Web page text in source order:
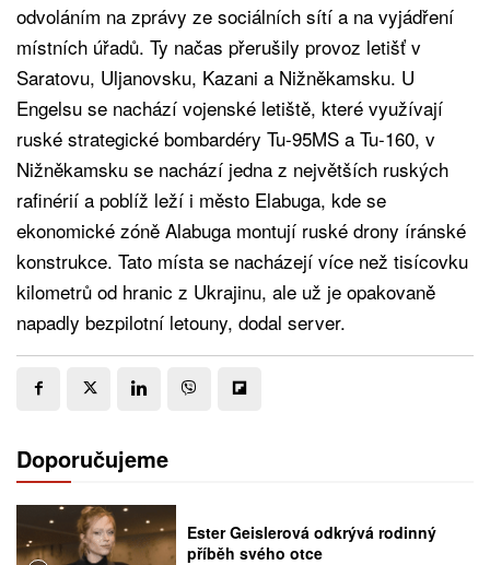
odvoláním na zprávy ze sociálních sítí a na vyjádření
místních úřadů. Ty načas přerušily provoz letišť v
Saratovu, Uljanovsku, Kazani a Nižněkamsku. U
Engelsu se nachází vojenské letiště, které využívají
ruské strategické bombardéry Tu-95MS a Tu-160, v
Nižněkamsku se nachází jedna z největších ruských
rafinérií a poblíž leží i město Elabuga, kde se
ekonomické zóně Alabuga montují ruské drony íránské
konstrukce. Tato místa se nacházejí více než tisícovku
kilometrů od hranic z Ukrajinu, ale už je opakovaně
napadly bezpilotní letouny, dodal server.
Doporučujeme
Ester Geislerová odkrývá rodinný
příběh svého otce